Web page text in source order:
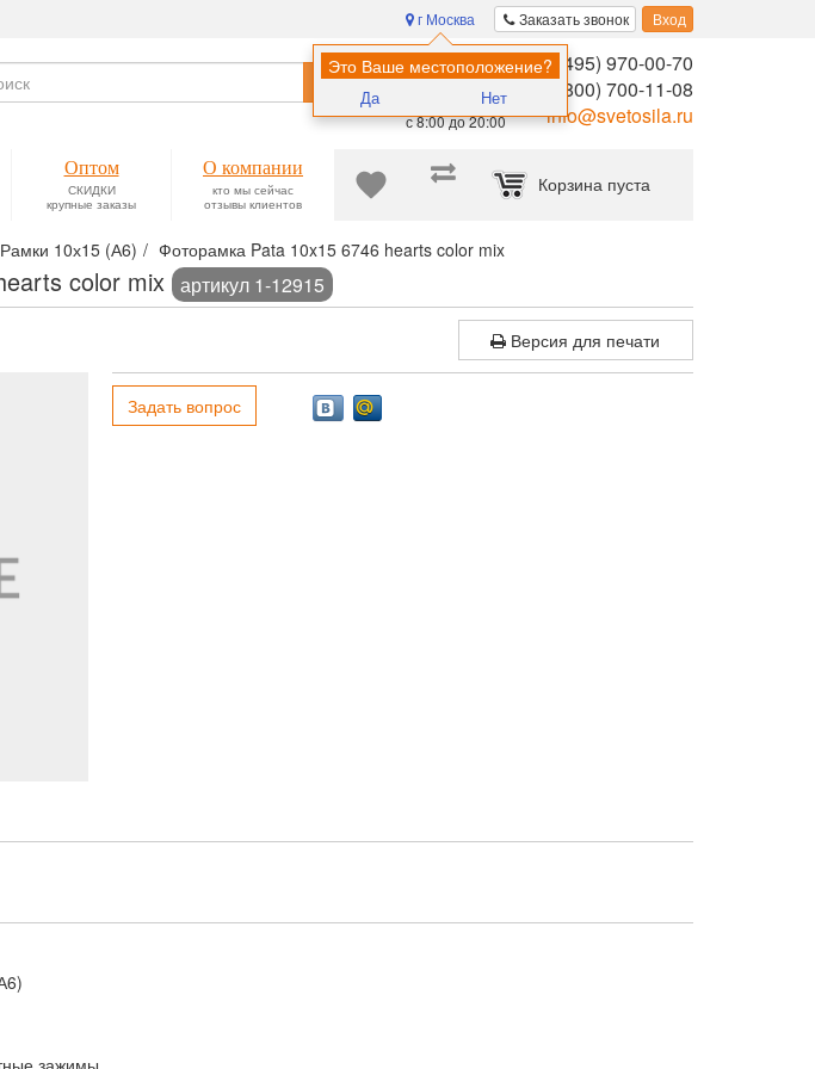
Заказать звонок Вход
г Москва
Это Ваше местоположение?
Да Нет
Помощь в
выборе:
Ежедневно,
с 8:00 до 20:00
8 (495) 970-00-70
8 (800) 700-11-08
info@svetosila.ru
Найти
Корзина пуста
Оптом
СКИДКИ
крупные заказы
О компании
кто мы сейчас
отзывы клиентов
Рамки 10х15 (А6) Фоторамка Pata 10x15 6746 hearts color mix
color mix артикул 1-12915
Версия для печати
Задать вопрос
зажимы